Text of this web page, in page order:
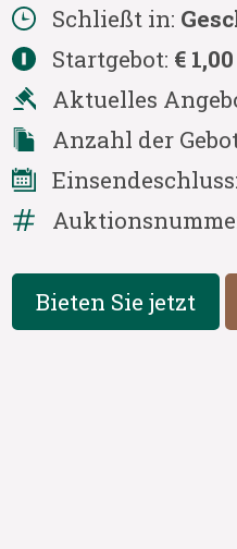
Schließt in:
Startgebot: € 1,00
Aktuelles
Anzahl der
Einsendeschluss:
Bieten Sie jetzt